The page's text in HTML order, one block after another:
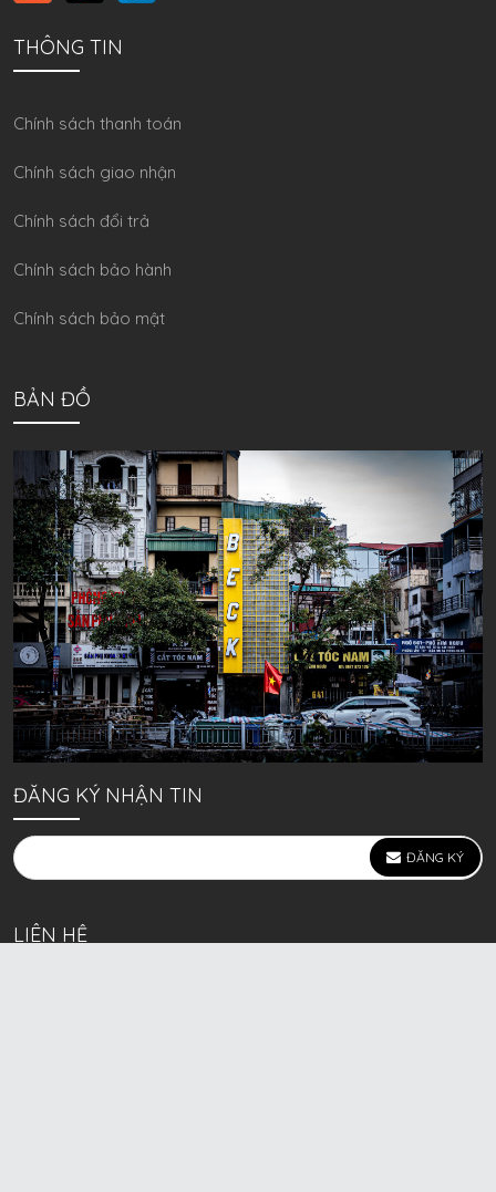
THÔNG TIN
Chính sách thanh toán
Chính sách giao nhận
Chính sách đổi trả
Chính sách bảo hành
Chính sách bảo mật
BẢN ĐỒ
ĐĂNG KÝ NHẬN TIN
ĐĂNG KÝ
LIÊN HỆ